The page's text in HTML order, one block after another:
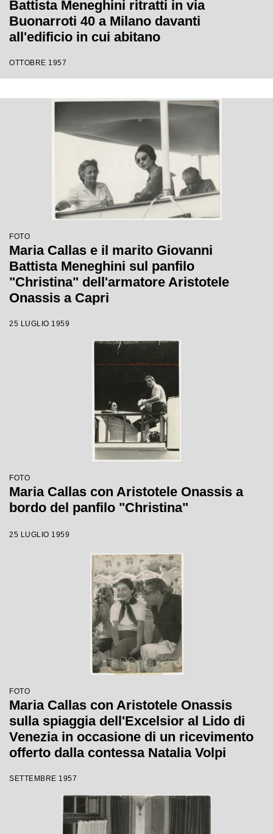
Battista Meneghini ritratti in via
Buonarroti 40 a Milano davanti
all'edificio in cui abitano
OTTOBRE 1957
FOTO
Maria Callas e il marito Giovanni
Battista Meneghini sul panfilo
"Christina" dell'armatore Aristotele
Onassis a Capri
25 LUGLIO 1959
FOTO
Maria Callas con Aristotele Onassis a
bordo del panfilo "Christina"
25 LUGLIO 1959
FOTO
Maria Callas con Aristotele Onassis
sulla spiaggia dell'Excelsior al Lido di
Venezia in occasione di un ricevimento
offerto dalla contessa Natalia Volpi
SETTEMBRE 1957